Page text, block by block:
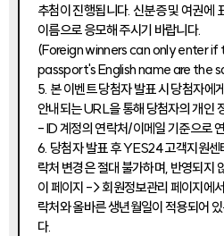
추첨이 진행됩니다. 신분증 및 여권에
이름으로 응모해 주시기 바랍니다.
(Foreign winners can only enter if
passport's English name are the
5. 본 이벤트 당첨자 발표 시 당첨자에
안내되는 URL을 통해 당첨자의 개인
- ID 계정의 연락처/이메일 기준으로
6. 당첨자 발표 후 YES24 고객지원센
락처 변경은 절대 불가하며, 반영되지
이 페이지 -> 회원정보관리 페이지에
락처와 올바른 생년월일이 적용되어
다.